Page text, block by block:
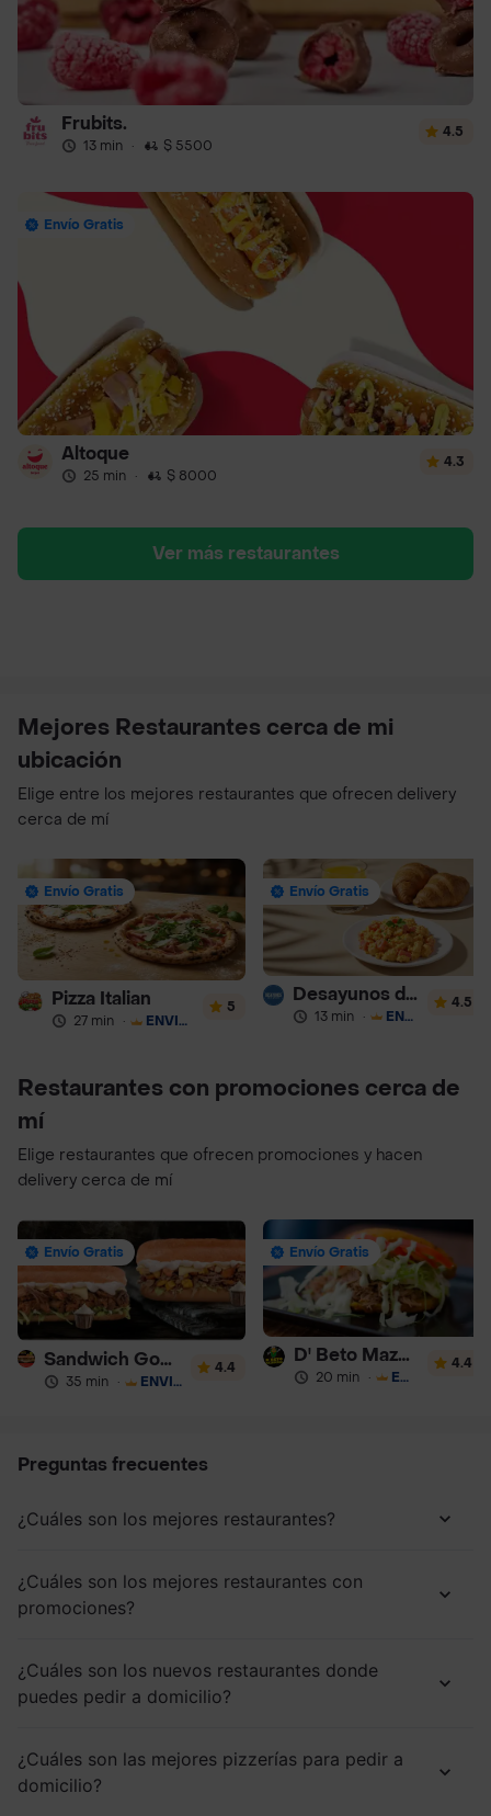
Frubits.
13 min · $ 5500
4.5
Envío Gratis
Altoque
25 min · $ 8000
4.3
Ver más restaurantes
Mejores Restaurantes cerca de mi
ubicación
Elige entre los mejores restaurantes que ofrecen delivery
cerca de mí
Envío Gratis
Pizza Italian
27 min · ENVÍO GRATIS
5
Envío Gratis
Desayunos de la Abuela
13 min · ENVÍO GRATIS
4.5
Restaurantes con promociones cerca de
mí
Elige restaurantes que ofrecen promociones y hacen
delivery cerca de mí
Envío Gratis
Sandwich Gourmet Salsa de Ajo
35 min · ENVÍO GRATIS
4.4
Envío Gratis
D' Beto Mazorcada
20 min · ENVÍO GRATIS
4.4
Preguntas frecuentes
¿Cuáles son los mejores restaurantes?
¿Cuáles son los mejores restaurantes con
promociones?
¿Cuáles son los nuevos restaurantes donde
puedes pedir a domicilio?
¿Cuáles son las mejores pizzerías para pedir a
domicilio?